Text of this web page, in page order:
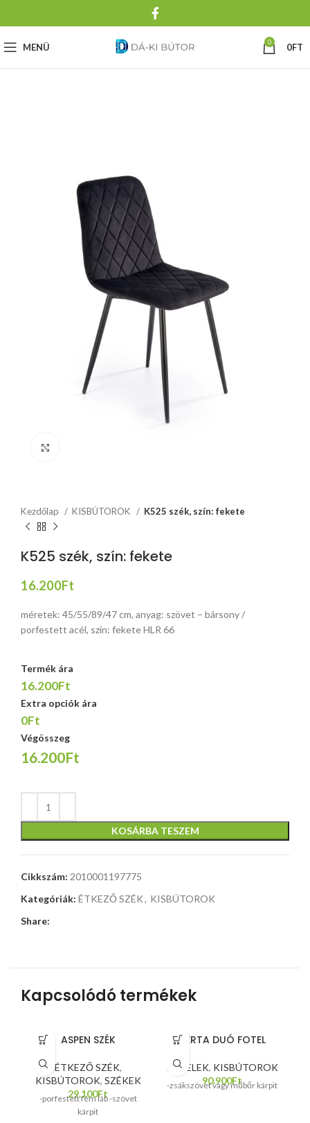
MENÜ 0 0FT
Kezdőlap KISBÚTOROK K525 szék, szín: fekete
K525 szék, szín: fekete
16.200Ft
méretek: 45/55/89/47 cm, anyag: szövet – bársony /
porfestett acél, szín: fekete HLR 66
Termék ára
16.200Ft
Extra opciók ára
0Ft
Végösszeg
16.200Ft
KOSÁRBA TESZEM
Cikkszám: 2010001197775
Kategóriák: ÉTKEZŐ SZÉK, KISBÚTOROK
Share:
Kapcsolódó termékek
ASPEN SZÉK
ÉTKEZŐ SZÉK,
KISBÚTOROK, SZÉKEK
29.100Ft
-porfestett fém láb -szövet
kárpit
BERTA DUÓ FOTEL
FOTELEK, KISBÚTOROK
90.900Ft
-zsákszövet vagy műbőr kárpit